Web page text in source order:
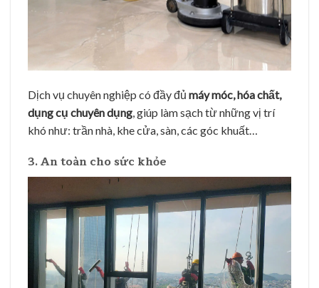
Dịch vụ chuyên nghiệp có đầy đủ máy móc, hóa chất,
dụng cụ chuyên dụng , giúp làm sạch từ những vị trí
khó như: trần nhà, khe cửa, sàn, các góc khuất…
3. An toàn cho sức khỏe